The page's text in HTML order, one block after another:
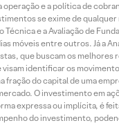
operação e a política de
se exime de
Técnica e a Avaliação de
móveis entre outros. Já a
que buscam os melhores
identificar os
fração do capital de uma
O investimento em
expressa ou implícita, é
do investimento,